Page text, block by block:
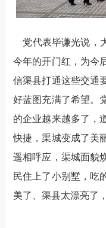
党代表毕谦光说，
今年的开门红，为今
信渠县打通这些交通
好蓝图充满了希望。
的企业越来越多了，
快捷，渠城变成了美
遥相呼应，渠城面貌
民住上了小别墅，吃
美了、渠县太漂亮了